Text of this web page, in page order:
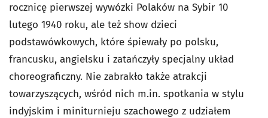
rocznicę pierwszej wywózki Polaków na Sybir 10
lutego 1940 roku, ale też show dzieci
podstawówkowych, które śpiewały po polsku,
francusku, angielsku i zatańczyły specjalny układ
choreograficzny. Nie zabrakło także atrakcji
towarzyszących, wśród nich m.in. spotkania w stylu
indyjskim i miniturnieju szachowego z udziałem